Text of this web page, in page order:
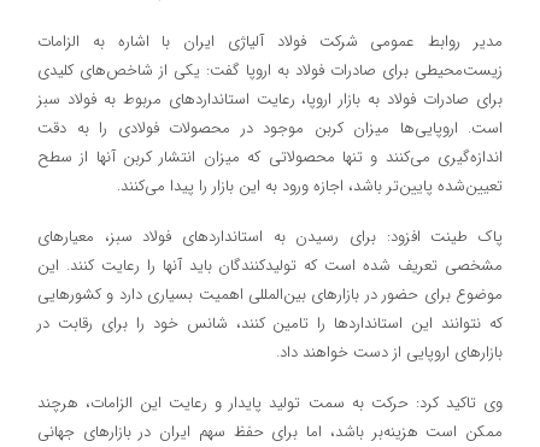
مدیر روابط عمومی شرکت فولاد آلیاژی ایران با اشاره به الزامات
زیست‌محیطی برای صادرات فولاد به اروپا گفت: یکی از شاخص‌های کلیدی
برای صادرات فولاد به بازار اروپا، رعایت استانداردهای مربوط به فولاد سبز
است. اروپایی‌ها میزان کربن موجود در محصولات فولادی را به دقت
اندازه‌گیری می‌کنند و تنها محصولاتی که میزان انتشار کربن آنها از سطح
تعیین‌شده پایین‌تر باشد، اجازه ورود به این بازار را پیدا می‌کنند.
پاک طینت افزود: برای رسیدن به استانداردهای فولاد سبز، معیارهای
مشخصی تعریف شده است که تولیدکنندگان باید آنها را رعایت کنند. این
موضوع برای حضور در بازارهای بین‌المللی اهمیت بسیاری دارد و کشورهایی
که نتوانند این استانداردها را تامین کنند، شانس خود را برای رقابت در
بازارهای اروپایی از دست خواهند داد.
وی تاکید کرد: حرکت به سمت تولید پایدار و رعایت این الزامات، هرچند
ممکن است هزینه‌بر باشد، اما برای حفظ سهم ایران در بازارهای جهانی